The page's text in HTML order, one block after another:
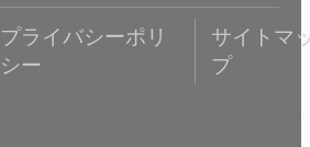
プライバシーポリ
シー
サイトマ
プ